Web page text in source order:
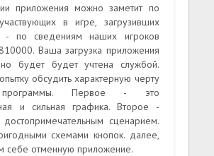
приложения можно заметит по
в игре, загрузивших
- по сведениям наших игроков
Ваша загрузка приложения
будет будет учтена службой.
обсудить характерную черту
Первое - это
и сильная графика. Второе -
сценарием.
схемами кнопок. далее,
себе отменную приложение.